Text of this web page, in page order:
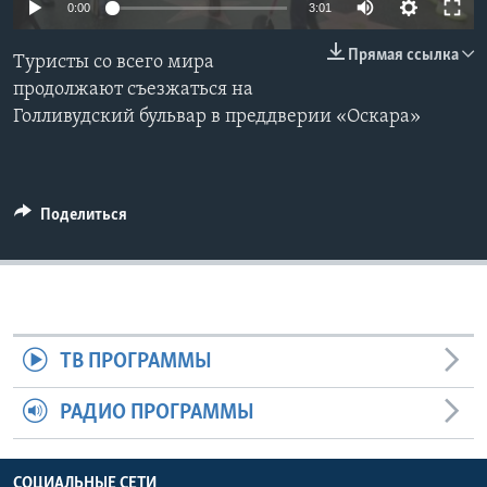
СОЦИАЛЬНЫЕ СЕТИ
0:00 3:01
Прямая ссылка
Туристы со всего мира
продолжают съезжаться на
Голливудский бульвар в преддверии «Оскара»
Поделиться
ТВ ПРОГРАММЫ
РАДИО ПРОГРАММЫ